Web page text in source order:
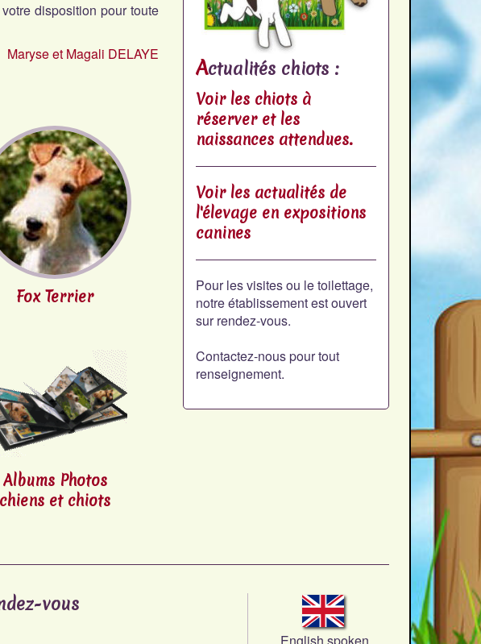
disposition pour toute
Maryse et Magali DELAYE
Fox Terrier
Albums Photos
chiens et chiots
Actualités chiots :
Voir les chiots à
réserver et les
naissances attendues.
Voir les actualités de
l'élevage en expositions
canines
Pour les visites ou le toilettage,
notre établissement est ouvert
sur rendez-vous.
Contactez-nous pour tout
renseignement.
vous